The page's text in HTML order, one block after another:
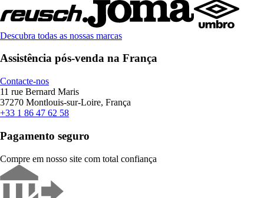
Descubra todas as nossas marcas
Assistência pós-venda na França
Contacte-nos
11 rue Bernard Maris
37270 Montlouis-sur-Loire, França
+33 1 86 47 62 58
Pagamento seguro
Compre em nosso site com total confiança